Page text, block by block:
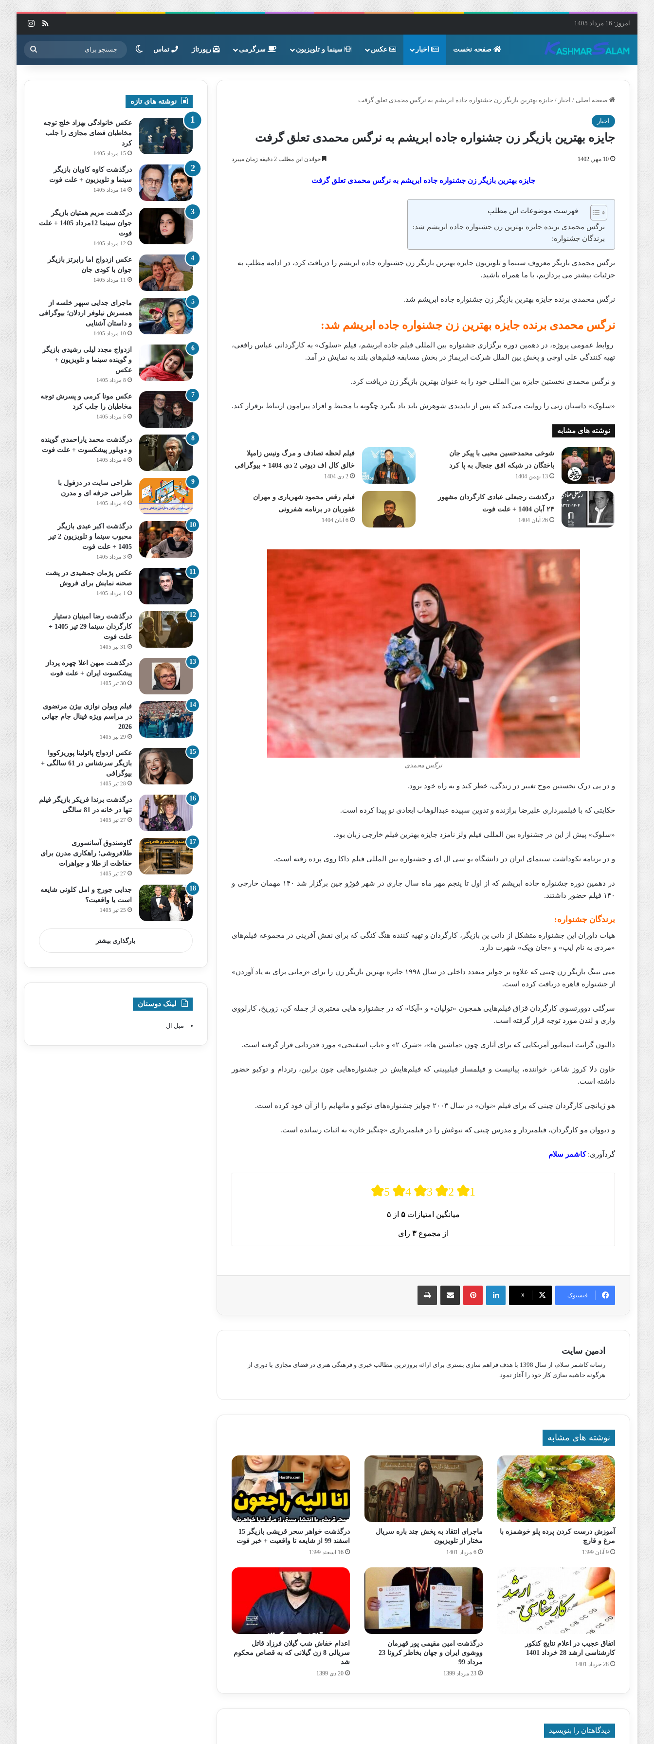
امروز: 16 مرداد 1405 خوراک
صفحه نخست اخبار عکس سینما و تلویزیون سرگرمی رپورتاژ تماس تغییر پوسته جستجو
برای
صفحه اصلی / اخبار / جایزه بهترین بازیگر زن جشنواره جاده ابریشم به نرگس محمدی تعلق گرفت
اخبار
جایزه بهترین بازیگر زن جشنواره جاده ابریشم به نرگس محمدی تعلق گرفت
10 مهر, 1402 خواندن این مطلب 2 دقیقه زمان میبرد
جایزه بهترین بازیگر زن جشنواره جاده ابریشم به نرگس محمدی تعلق گرفت
فهرست موضوعات این مطلب
‌نرگس محمدی برنده جایزه بهترین زن جشنواره جاده ابریشم شد:
برندگان جشنواره:
نرگس محمدی بازیگر معروف سینما و تلویزیون جایزه‌‌‌‌‌ بهترین بازیگر زن جشنواره جاده‌‌‌‌‌ ابریشم را دریافت کرد، در ادامه مطلب به
جزئیات بیشتر می پردازیم، با ما همراه باشید.
نرگس محمدی برنده جایزه بهترین بازیگر زن جشنواره جاده ابریشم شد.
‌نرگس محمدی برنده جایزه بهترین زن جشنواره جاده ابریشم شد:
روابط عمومی پروژه، در دهمین دوره برگزاری جشنواره بین المللی فیلم جاده ابریشم، فیلم «سلوک» به کارگردانی عباس رافعی،
تهیه کنندگی علی اوجی و پخش بین الملل شرکت ایریماژ در بخش مسابقه فیلم‌های بلند به نمایش در آمد.
و نرگس محمدی نخستین جایزه بین المللی خود را به عنوان بهترین بازیگر زن دریافت کرد.
«سلوک» داستان زنی را روایت می‌کند که پس از ناپدیدی شوهرش باید یاد بگیرد چگونه با محیط و افراد پیرامون ارتباط برقرار کند.
نوشته های مشابه
شوخی محمدحسین محبی با پیکر جان
باختگان در شبکه افق جنجال به پا کرد
13 بهمن 1404
فیلم لحظه تصادف و مرگ ونیس زامپلا
خالق کال اف دیوتی 2 دی 1404 + بیوگرافی
2 دی 1404
درگذشت رجبعلی عبادی کارگردان مشهور
۲۴ آبان 1404 + علت فوت
26 آبان 1404
فیلم رقص محمود شهریاری و مهران
غفوریان در برنامه شفرونی
6 آبان 1404
نرگس محمدی
و در پی درک نخستین موج تغییر در زندگی، خطر کند و به راه خود برود.
حکایتی که با فیلمبرداری علیرضا برازنده و تدوین سپیده عبدالوهاب ابعادی نو پیدا کرده است.
«سلوک» پیش از این در جشنواره بین المللی فیلم ولز نامزد جایزه بهترین فیلم خارجی زبان بود.
و در برنامه نکوداشت سینمای ایران در دانشگاه یو سی ال ای و جشنواره بین المللی فیلم داکا روی پرده‌‌‌‌‌ رفته‌‌‌‌‌ است.
در دهمین دوره جشنواره جاده ابریشم که از اول تا پنجم مهر ماه سال جاری در شهر فوژو چین برگزار شد ۱۴۰ مهمان خارجی و
۱۴۰ فیلم حضور داشتند.
برندگان جشنواره:
هیات داوران این جشنواره متشکل از دانی ین بازیگر، کارگردان و تهیه کننده‌‌‌‌‌ هنگ کنگی که برای نقش آفرینی در مجموعه فیلم‌های
«مردی به نام ایپ» و «جان ویک» شهرت دارد.
میی تینگ بازیگر زن چینی که علاوه بر جوایز متعدد داخلی در سال ۱۹۹۸ جایزه بهترین بازیگر زن را برای «زمانی برای به یاد آوردن»
از جشنواره قاهره دریافت کرده‌‌‌‌ است.
سرگئی دوورتسوی کارگردان قزاق فیلم‌هایی همچون «تولپان» و «آیکا» که در جشنواره‌ هایی معتبری از جمله کن، زوریخ، کارلووی
واری و لندن مورد توجه قرار گرفته‌‌‌‌‌ است.
دالتون گرانت انیماتور آمریکایی که برای آثاری چون «ماشین ها»، «شرک ۲» و «باب اسفنجی» مورد قدردانی قرار گرفته‌‌‌‌‌ است.
خاون دلا کروز شاعر، خواننده، پیانیست و فیلمساز فیلیپینی که فیلم‌هایش در جشنواره‌هایی چون برلین، رتردام و توکیو حضور
داشته است.
هو ژیانچی کارگردان چینی که برای فیلم «نوان» در سال ۲۰۰۳ جوایز جشنواره‌های توکیو و مانهایم را از آن خود کرده است.
و دیووان مو کارگردان، فیلمبردار و مدرس چینی که نبوغش را در فیلمبرداری «چنگیز خان» به اثبات رسانده‌‌‌‌‌ است.
گردآوری:کاشمر سلام
5 4 3 2 1
میانگین امتیازات ۵ از ۵
از مجموع ۳ رای
فیسبوک X
لینکدین پینترستاشتراک گذاری از طریق ایمیل چاپ
ادمین سایت
رسانه کاشمر سلام، از سال 1398 با هدف فراهم سازی بستری برای ارائه بروزترین مطالب خبری و فرهنگی هنری در فضای مجازی با دوری از
هرگونه حاشیه سازی کار خود را آغاز نمود.
نوشته های مشابه
آموزش درست کردن پرده پلو خوشمزه با
مرغ و قارچ
9 آبان 1399
ماجرای انتقاد به پخش چند باره سریال
مختار از تلویزیون
6 مرداد 1401
درگذشت خواهر سحر قریشی بازیگر 15
اسفند 99 از شایعه تا واقعیت + خبر فوت
16 اسفند 1399
اتفاق عجیب در اعلام نتایج کنکور
کارشناسی ارشد 28 خرداد 1401
28 خرداد 1401
درگذشت امین مقیمی پور قهرمان
ووشوی ایران و جهان بخاطر کرونا 23
مرداد 99
23 مرداد 1399
اعدام خفاش شب گیلان فرزاد قاتل
سریالی 8 زن گیلانی که به قصاص محکوم
شد
20 دی 1399
دیدگاهتان را بنویسید
نوشته های تازه
عکس خانوادگی بهزاد خلج توجه
مخاطبان فضای مجازی را جلب
کرد
15 مرداد 1405
درگذشت کاوه کاویان بازیگر
سینما و تلویزیون + علت فوت
14 مرداد 1405
درگذشت مریم همتیان بازیگر
جوان سینما 12مرداد 1405 + علت
فوت
12 مرداد 1405
عکس ازدواج اما رابرتز بازیگر
جوان با کودی جان
11 مرداد 1405
ماجرای جدایی سپهر خلسه از
همسرش نیلوفر اردلان؛ بیوگرافی
و داستان آشنایی
10 مرداد 1405
ازدواج مجدد لیلی رشیدی بازیگر
و گوینده سینما و تلویزیون +
عکس
8 مرداد 1405
عکس مونا کرمی و پسرش توجه
مخاطبان را جلب کرد
5 مرداد 1405
درگذشت محمد یاراحمدی گوینده
و دوبلور پیشکسوت + علت فوت
4 مرداد 1405
طراحی سایت در دزفول با
طراحی حرفه‌ ای و مدرن
4 مرداد 1405
درگذشت اکبر عبدی بازیگر
محبوب سینما و تلویزیون 2 تیر
1405 + علت فوت
3 مرداد 1405
عکس پژمان جمشیدی در پشت
صحنه نمایش برای فروش
1 مرداد 1405
درگذشت رضا امینیان دستیار
کارگردان سینما 29 تیر 1405 +
علت فوت
31 تیر 1405
درگذشت میهن اعلا چهره پرداز
پیشکسوت ایران + علت فوت
30 تیر 1405
فیلم ویولن نوازی بیژن مرتضوی
در مراسم ویژه فینال جام جهانی
2026
29 تیر 1405
عکس ازدواج پائولینا پوریزکووا
بازیگر سرشناس در 61 سالگی +
بیوگرافی
28 تیر 1405
درگذشت برندا فریکر بازیگر فیلم
تنها در خانه در 81 سالگی
27 تیر 1405
گاوصندوق آسانسوری
طلافروشی؛ راهکاری مدرن برای
حفاظت از طلا و جواهرات
27 تیر 1405
جدایی جورج و امل کلونی شایعه
است یا واقعیت؟
25 تیر 1405
بارگذاری بیشتر
لینک دوستان
مبل ال